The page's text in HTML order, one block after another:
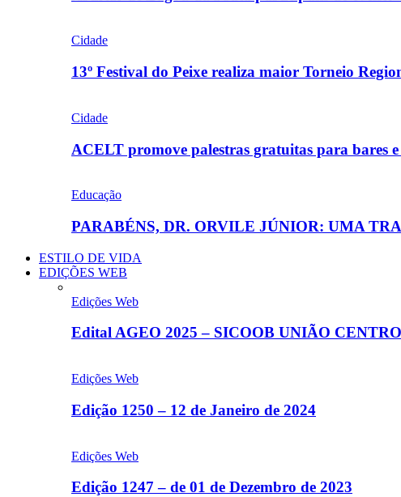
Cidade
13º Festival do Peixe realiza maior Torneio
Cidade
ACELT promove palestras gratuitas para bares
Educação
PARABÉNS, DR. ORVILE JÚNIOR: UMA
ESTILO DE VIDA
EDIÇÕES WEB
Edições Web
Edital AGEO 2025 – SICOOB UNIÃO
Edições Web
Edição 1250 – 12 de Janeiro de 2024
Edições Web
Edição 1247 – de 01 de Dezembro de 2023